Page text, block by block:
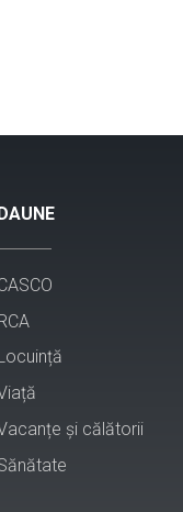
Locuință
și călătorii